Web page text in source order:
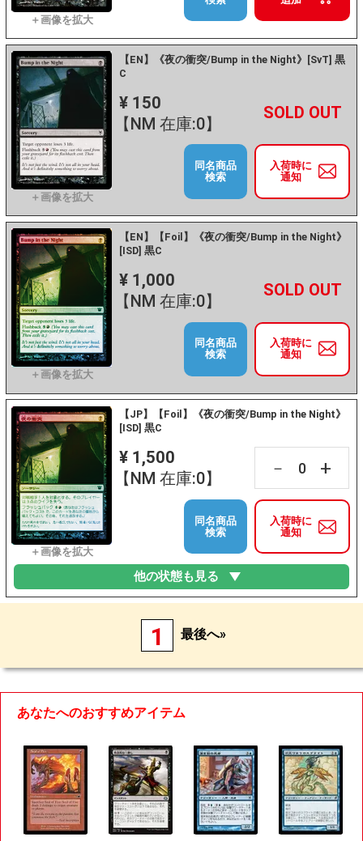
【EN】《夜の衝突/Bump in the Night》[SvT] 黒
C
¥ 150
【NM 在庫:0】
－ +
入荷時に
通知
同名商品
検索
【EN】【Foil】《夜の衝突/Bump in the Night》
[ISD] 黒C
¥ 1,000
【NM 在庫:0】
－ +
入荷時に
通知
同名商品
検索
【JP】【Foil】《夜の衝突/Bump in the Night》
[ISD] 黒C
¥ 1,500
【NM 在庫:0】
－ +
入荷時に
通知
同名商品
検索
他の状態も見る
1 最後へ»
あなたへのおすすめアイテム